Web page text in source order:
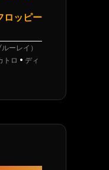
ロッピー
ーレイ）
トロ • ディ